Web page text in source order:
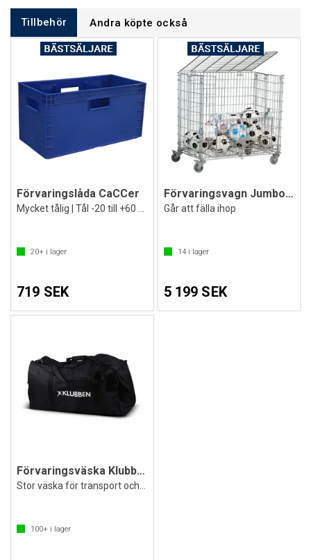
Tillbehör Andra köpte också
Förvaringslåda CaCCer
20+ i lager
719 SEK
Förvaringsvagn Jumbo XXL 100x104x62 cm
Går att fälla ihop
14i lager
5 199 SEK
Förvaringsväska Klubben 128L
100+ i lager